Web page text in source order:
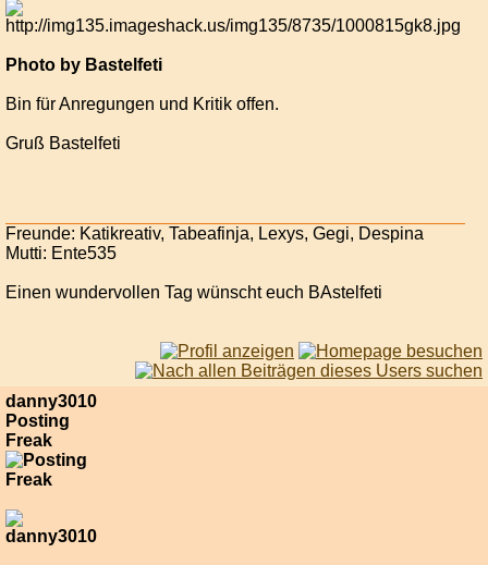
Photo by Bastelfeti
Bin für Anregungen und Kritik offen.
Gruß Bastelfeti
Freunde: Katikreativ, Tabeafinja, Lexys, Gegi, Despina
Mutti: Ente535
Einen wundervollen Tag wünscht euch BAstelfeti
danny3010
Posting
Freak